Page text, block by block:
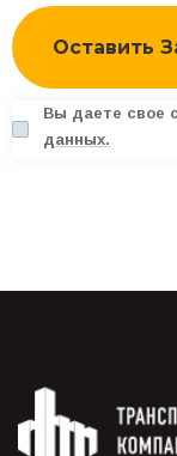
Вы даете свое
данных.